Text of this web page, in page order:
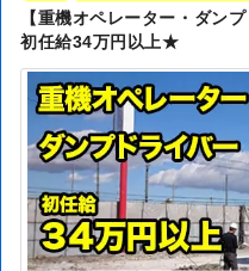
【重機オペレーター・ダ
初任給34万円以上★